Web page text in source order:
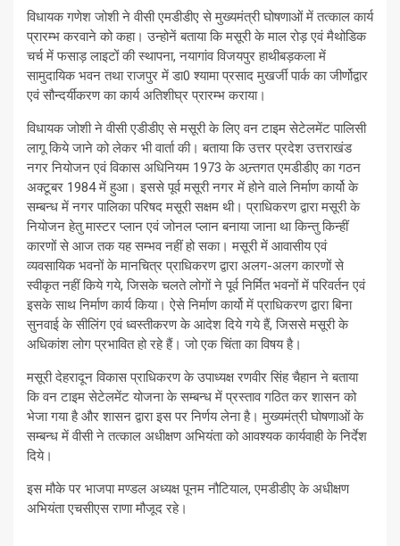
विधायक गणेश जोशी ने वीसी एमडीडीए से मुख्यमंत्री घोषणाओं में तत्काल कार्य
प्रारम्भ करवाने को कहा। उन्होनें बताया कि मसूरी के माल रोड़ एवं मैथोडिक
चर्च में फसाड़ लाइटों की स्थापना, नयागांव विजयपुर हाथीबड़कला में
सामुदायिक भवन तथा राजपुर में डा0 श्यामा प्रसाद मुखर्जी पार्क का जीर्णोद्वार
एवं सौन्दर्यीकरण का कार्य अतिशीघ्र प्रारम्भ कराया।
विधायक जोशी ने वीसी एडीडीए से मसूरी के लिए वन टाइम सेटेलमेंट पालिसी
लागू किये जाने को लेकर भी वार्ता की। बताया कि उत्तर प्रदेश उत्तराखंड
नगर नियोजन एवं विकास अधिनियम 1973 के अन्र्तगत एमडीडीए का गठन
अक्टूबर 1984 में हुआ। इससे पूर्व मसूरी नगर में होने वाले निर्माण कार्यो के
सम्बन्ध में नगर पालिका परिषद मसूरी सक्षम थी। प्राधिकरण द्वारा मसूरी के
नियोजन हेतु मास्टर प्लान एवं जोनल प्लान बनाया जाना था किन्तु किन्हीं
कारणों से आज तक यह सम्भव नहीं हो सका। मसूरी में आवासीय एवं
व्यवसायिक भवनों के मानचित्र प्राधिकरण द्वारा अलग-अलग कारणों से
स्वीकृत नहीं किये गये, जिसके चलते लोगों ने पूर्व निर्मित भवनों में परिवर्तन एवं
इसके साथ निर्माण कार्य किया। ऐसे निर्माण कार्यो में प्राधिकरण द्वारा बिना
सुनवाई के सीलिंग एवं ध्वस्तीकरण के आदेश दिये गये हैं, जिससे मसूरी के
अधिकांश लोग प्रभावित हो रहे हैं। जो एक चिंता का विषय है।
मसूरी देहरादून विकास प्राधिकरण के उपाध्यक्ष रणवीर सिंह चैहान ने बताया
कि वन टाइम सेटेलमेंट योजना के सम्बन्ध में प्रस्ताव गठित कर शासन को
भेजा गया है और शासन द्वारा इस पर निर्णय लेना है। मुख्यमंत्री घोषणाओं के
सम्बन्ध में वीसी ने तत्काल अधीक्षण अभियंता को आवश्यक कार्यवाही के निर्देश
दिये।
इस मौके पर भाजपा मण्डल अध्यक्ष पूनम नौटियाल, एमडीडीए के अधीक्षण
अभियंता एचसीएस राणा मौजूद रहे।